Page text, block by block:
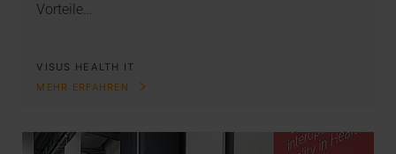
Vorteile…
VISUS HEALTH IT
MEHR ERFAHREN